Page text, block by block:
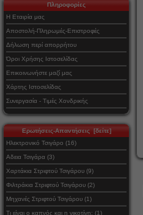
Πληροφορίες
Η Εταιρία μας
Αποστολή-Πληρωμές-Επιστροφές
Δήλωση περί απορρήτου
Όροι Χρήσης Ιστοσελίδας
Επικοινωνήστε μαζί μας
Χάρτης Ιστοσελίδας
Συνεργασία - Τιμές Χονδρικής
Ερωτήσεις-Απαντήσεις [δείτε]
Ηλεκτρονικό Τσιγάρο (16)
Αδεια Τσιγάρα (3)
Χαρτάκια Στριφτού Τσιγάρου (9)
Φιλτράκια Στριφτού Τσιγάρου (2)
Μηχανές Στριφτού Τσιγάρου (1)
Τι είναι ο καπνός και η νικοτίνη; (1)